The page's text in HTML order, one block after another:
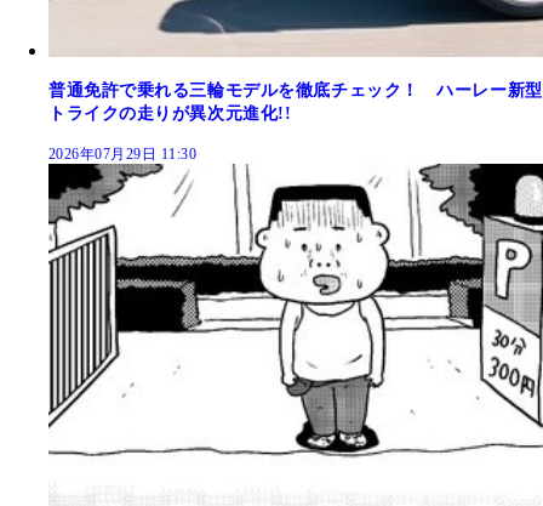
普通免許で乗れる三輪モデルを徹底チェック！ ハーレー新型
トライクの走りが異次元進化!!
2026年07月29日 11:30